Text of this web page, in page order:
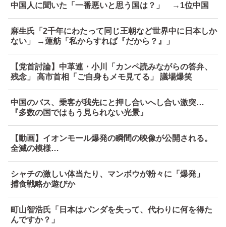
中国人に聞いた「一番悪いと思う国は？」 →1位中国
麻生氏「2千年にわたって同じ王朝など世界中に日本しか
ない」 →蓮舫「私からすれば『だから？』」
【党首討論】中革連・小川「カンペ読みながらの答弁、
残念」 高市首相「ご自身もメモ見てる」 議場爆笑
中国のバス、乗客が我先にと押し合いへし合い激突…
『多数の国ではもう見られない光景』
【動画】イオンモール爆発の瞬間の映像が公開される。
全滅の模様…
シャチの激しい体当たり、マンボウが粉々に「爆発」
捕食戦略か遊びか
町山智浩氏「日本はパンダを失って、代わりに何を得た
んですか？」